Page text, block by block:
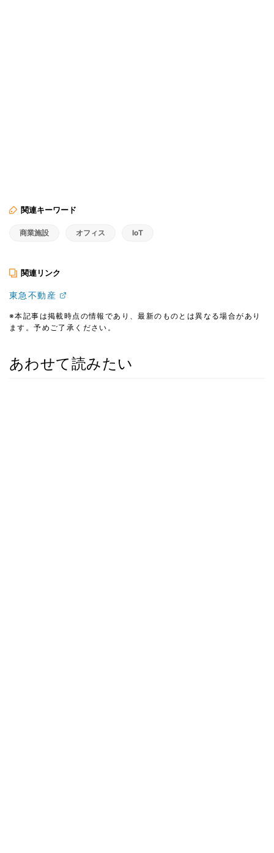
関連キーワード
商業施設 オフィス IoT
関連リンク
東急不動産
※本記事は掲載時点の情報であり、最新のものとは異なる場合があり
ます。予めご了承ください。
あわせて読みたい